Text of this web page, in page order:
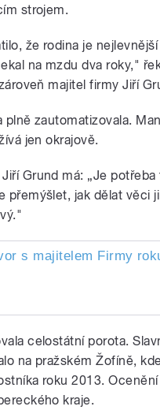
strojem.
že rodina je
na mzdu dva roky,"
majitel firmy Jiří
plně zautomatizovala.
jen okrajově.
Grund má: „Je potřeba
přemýšlet, jak dělat věci
Firmy
v pořadu Stalo
s majitelem Firmy
Grundem v pořadu
celostátní porota.
na pražském Žofíně,
roku 2013.
kraje.